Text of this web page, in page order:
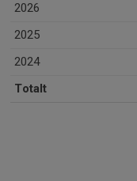
2026
2025
2024
Totalt